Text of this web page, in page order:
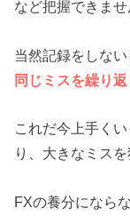
など把握できませ
当然記録をしな
同じミスを繰り
これだ今上手く
り、大きなミス
FXの養分になら